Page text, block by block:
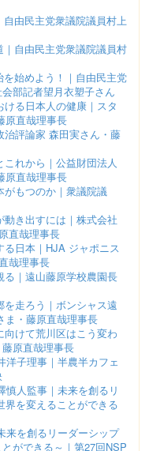
由民主党衆議院議員村上
自由民主党衆議院議員村
始めよう！｜自由民主党
部記者望月衣塑子さん
る日本人の健康｜スタ
原直哉理事長
評論家 森田実さん・藤
れから｜公益財団法人
原直哉理事長
がもつのか｜衆議院議
き出すには｜株式会社
直哉理事長
日本｜HJA ジャポニス
哉理事長
｜遠山藤原学校農園長
走ろう｜ボンシャス遠
ま・藤原直哉理事長
けて荒川区はこう変わ
原直哉理事長
洋子理事｜半農半カフェ
慎人監事｜未来を創るリ
界を変えることができる
来を創るリーダーシップ
ができる～｜第27回NSP